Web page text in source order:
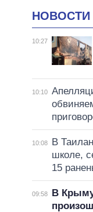
НОВОСТИ
10:27
10:10
10:08
В
школе,
15
09:58
В